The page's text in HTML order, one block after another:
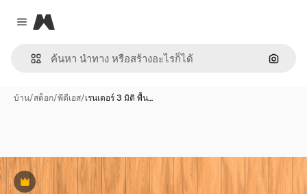
Close menu
Magnific
ค้นหา
บ้าน/สต็อก/พีดีเอส/เรนเดอร์ 3 มิติ พื้น…
พรีเมี่ยม